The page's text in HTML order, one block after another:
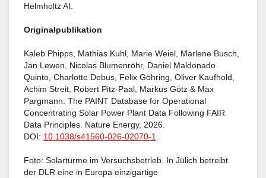
Helmholtz AI.
Originalpublikation
Kaleb Phipps, Mathias Kuhl, Marie Weiel, Marlene Busch,
Jan Lewen, Nicolas Blumenröhr, Daniel Maldonado
Quinto, Charlotte Debus, Felix Göhring, Oliver Kaufhold,
Achim Streit, Robert Pitz-Paal, Markus Götz & Max
Pargmann: The PAINT Database for Operational
Concentrating Solar Power Plant Data Following FAIR
Data Principles. Nature Energy, 2026.
DOI: 10.1038/s41560-026-02070-1
Foto: Solartürme im Versuchsbetrieb. In Jülich betreibt
der DLR eine in Europa einzigartige